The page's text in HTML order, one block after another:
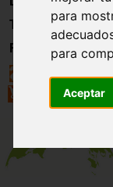
para
para
Aceptar
Trabajo
Registro